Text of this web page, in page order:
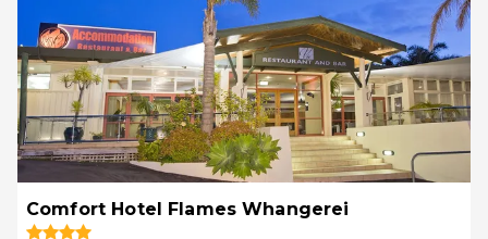
Comfort Hotel Flames Whangerei